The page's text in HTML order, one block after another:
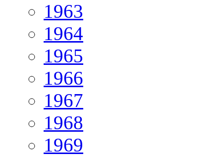
1963
1964
1965
1966
1967
1968
1969